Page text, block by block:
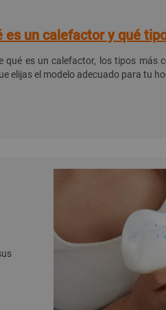
es un calefactor y qué
qué es un calefactor, los tipos más
elijas el modelo adecuado para tu